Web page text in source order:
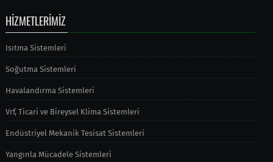
HİZMETLERİMİZ
Isıtma Sistemleri
Soğutma Sistemleri
Havalandırma Sistemleri
Vrf, Ticari ve Bireysel Klima Sistemleri
Endüstriyel Mekanik Tesisat Sistemleri
Yangınla Mücadele Sistemleri